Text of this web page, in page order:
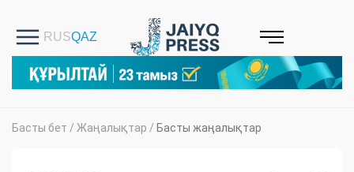
Басты бет / Жаңалықтар / Басты жаңалықтар